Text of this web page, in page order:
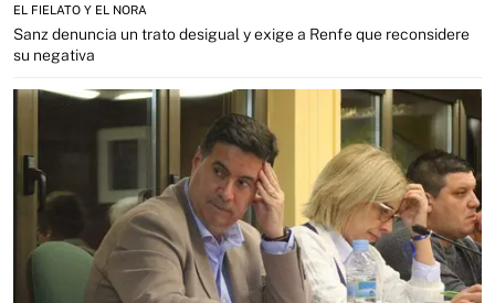
EL FIELATO Y EL NORA
Sanz denuncia un trato desigual y exige a Renfe que reconsidere
su negativa